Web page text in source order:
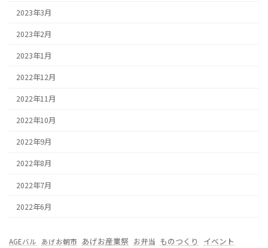
2023年3月
2023年2月
2023年1月
2022年12月
2022年11月
2022年10月
2022年9月
2022年8月
2022年7月
2022年6月
AGEバル あげお朝市 あげお産業祭 お弁当 ものつくり イベント